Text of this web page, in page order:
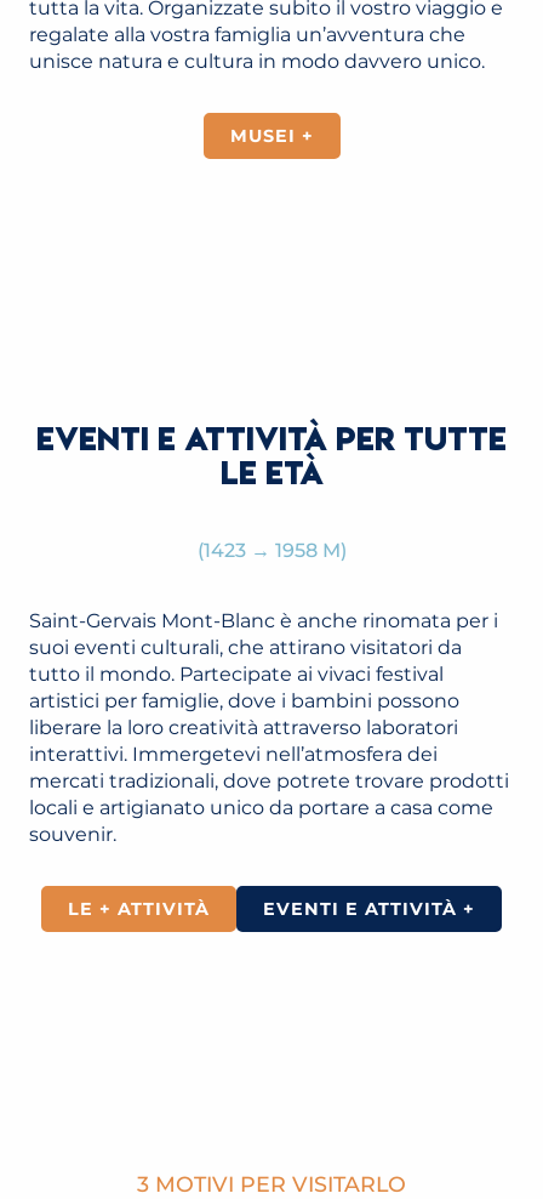
tutta la vita. Organizzate subito il vostro viaggio e
regalate alla vostra famiglia un’avventura che
unisce natura e cultura in modo davvero unico.
MUSEI +
EVENTI E ATTIVITÀ PER TUTTE
LE ETÀ
(1423 → 1958 M)
Saint-Gervais Mont-Blanc è anche rinomata per i
suoi eventi culturali, che attirano visitatori da
tutto il mondo. Partecipate ai vivaci festival
artistici per famiglie, dove i bambini possono
liberare la loro creatività attraverso laboratori
interattivi. Immergetevi nell’atmosfera dei
mercati tradizionali, dove potrete trovare prodotti
locali e artigianato unico da portare a casa come
souvenir.
LE + ATTIVITÀ EVENTI E ATTIVITÀ +
3 MOTIVI PER VISITARLO